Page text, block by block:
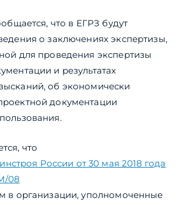
что в ЕГРЗ будут
о заключениях экспертизы,
для проведения экспертизы
и результатах
об экономически
документации
что
России от 30 мая 2018 года
08
в организации, уполномоченные